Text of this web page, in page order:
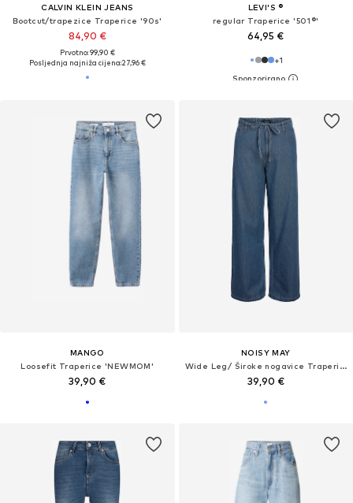
CALVIN KLEIN JEANS
Bootcut/trapezice Traperice '90s'
84,90 €
Prvotno: 99,90 €
Posljednja najniža cijena:27,96 €
LEVI'S ®
regular Traperice '501®'
64,95 €
+1
MANGO
Loosefit Traperice 'NEWMOM'
39,90 €
NOISY MAY
Wide Leg/ Široke nogavice Traperice 'NMRine'
39,90 €